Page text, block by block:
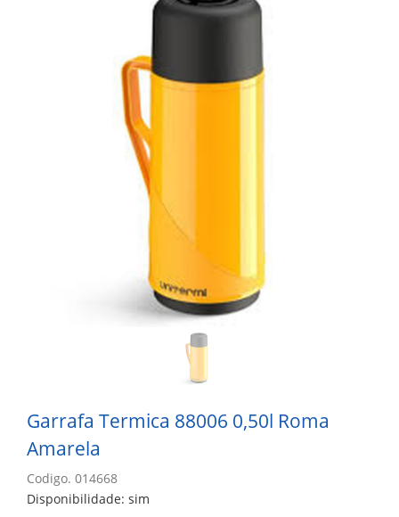
Garrafa Termica 88006 0,50l Roma
Amarela
Codigo. 014668
Disponibilidade: sim